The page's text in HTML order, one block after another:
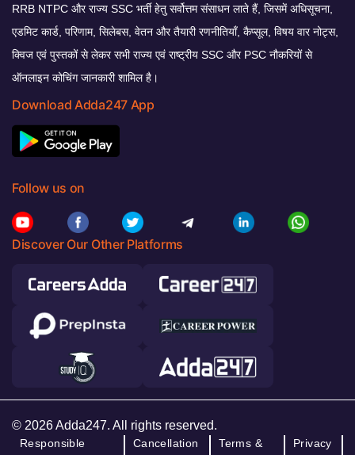
RRB NTPC और राज्य SSC भर्ती हेतु सर्वोत्तम संसाधन लाते हैं, जिसमें अधिसूचना,
एडमिट कार्ड, परिणाम, सिलेबस, वेतन और तैयारी रणनीतियाँ, कैप्सूल, विषय वार नोट्स,
क्विज एवं पुस्तकों से लेकर सभी राज्य एवं राष्ट्रीय SSC और PSC नौकरियों से
ऑनलाइन कोचिंग जानकारी शामिल है।
Download Adda247 App
Follow us on
Discover Our Other Platforms
© 2026 Adda247. All rights reserved.
Responsible
Cancellation
Terms &
Privacy